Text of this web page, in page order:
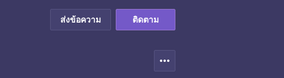
ส่งข้อความ ติดตาม
more_horiz